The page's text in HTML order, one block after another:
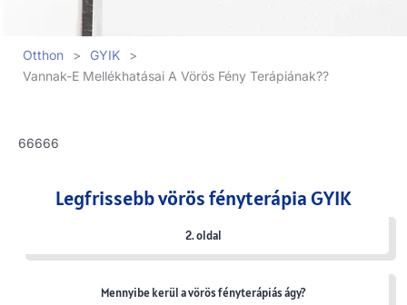
Otthon > GYIK
>
Vannak-E Mellékhatásai A Vörös Fény Terápiának??
66666
Legfrissebb vörös fényterápia GYIK
2. oldal
Mennyibe kerül a vörös fényterápiás ágy?